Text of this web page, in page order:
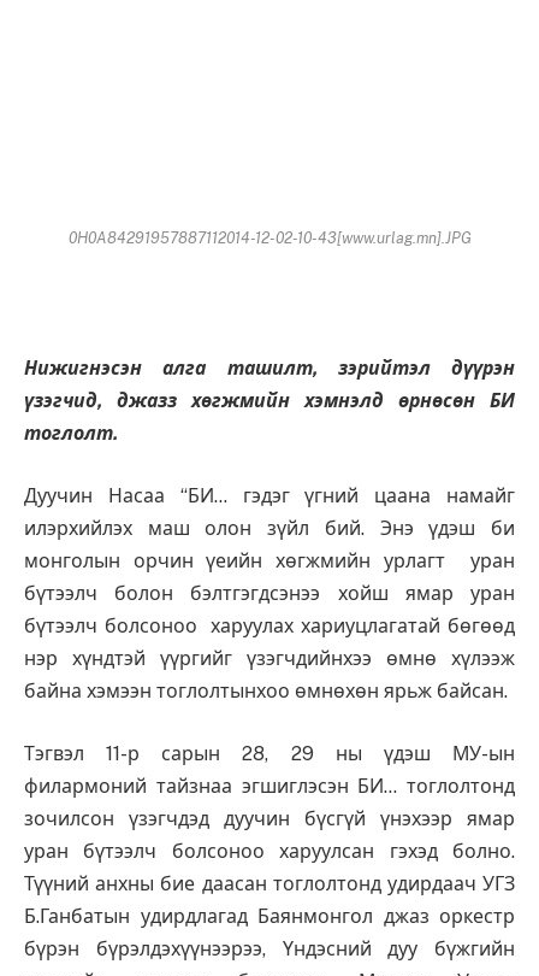
0H0A84291957887112014-12-02-10-43[www.urlag.mn].JPG
Нижигнэсэн алга ташилт, зэрийтэл дүүрэн
үзэгчид, джазз хөгжмийн хэмнэлд өрнөсөн БИ
тоглолт.
Дуучин Насаа “БИ… гэдэг үгний цаана намайг
илэрхийлэх маш олон зүйл бий. Энэ үдэш би
монголын орчин үеийн хөгжмийн урлагт уран
бүтээлч болон бэлтгэгдсэнээ хойш ямар уран
бүтээлч болсоноо харуулах хариуцлагатай бөгөөд
нэр хүндтэй үүргийг үзэгчдийнхээ өмнө хүлээж
байна хэмээн тоглолтынхоо өмнөхөн ярьж байсан.
Тэгвэл 11-р сарын 28, 29 ны үдэш МУ-ын
филармоний тайзнаа эгшиглэсэн БИ… тоглолтонд
зочилсон үзэгчдэд дуучин бүсгүй үнэхээр ямар
уран бүтээлч болсоноо харуулсан гэхэд болно.
Түүний анхны бие даасан тоглолтонд удирдаач УГЗ
Б.Ганбатын удирдлагад Баянмонгол джаз оркестр
бүрэн бүрэлдэхүүнээрээ, Үндэсний дуу бүжгийн